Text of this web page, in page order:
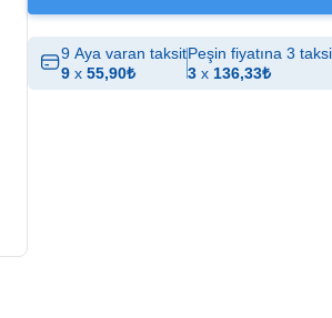
9 Aya varan taksit
9 x 55,90₺
Peşin fiyatına 3
3 x 136,33₺